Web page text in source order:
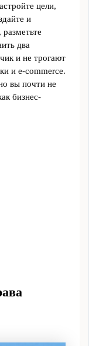
цели,
и
два
и не трогают
и e-commerce.
вы почти не
бизнес-